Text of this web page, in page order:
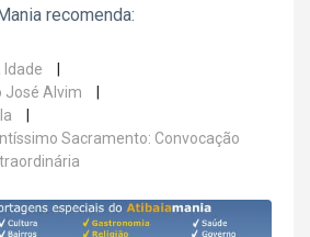
recomenda:
Idade
José Alvim
Sacramento: Convocação